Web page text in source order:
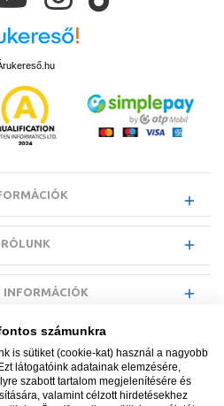
RÓLUNK
INFORMÁCIÓK
számunkra
is sütiket (cookie-kat) használ a nagyobb
látogatóink adatainak elemzésére,
szabott tartalom megjelenítésére és
valamint célzott hirdetésekhez